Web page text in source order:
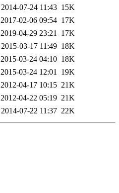
2014-07-24 11:43 15K
2017-02-06 09:54 17K
2019-04-29 23:21 17K
2015-03-17 11:49 18K
2015-03-24 04:10 18K
2015-03-24 12:01 19K
2012-04-17 10:15 21K
2012-04-22 05:19 21K
2014-07-22 11:37 22K